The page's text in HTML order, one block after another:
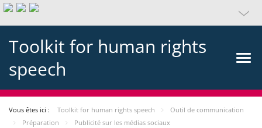
Toolkit for human rights
speech
Vous êtes ici : Toolkit for human rights speech
Outil de communication
Préparation
Publicité sur les médias sociaux